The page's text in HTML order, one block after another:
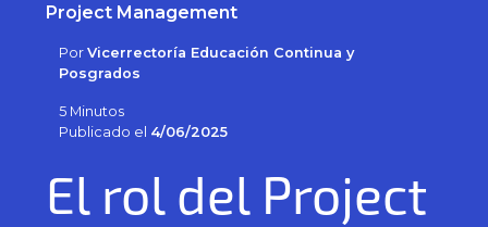
Project Management
Por Vicerrectoría Educación Continua y
Posgrados
5 Minutos
Publicado el 4/06/2025
El rol del Project